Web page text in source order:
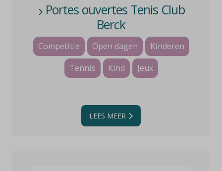
Portes ouvertes Tenis Club
Berck
Competitie Open dagen
Kinderen
Tennis
Kind Jeux
LEES MEER